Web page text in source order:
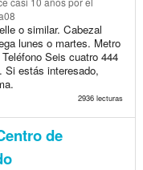
o similar. Cabezal
lunes o martes. Metro
Seis cuatro 444
Si estás interesado,
2936 lecturas
de